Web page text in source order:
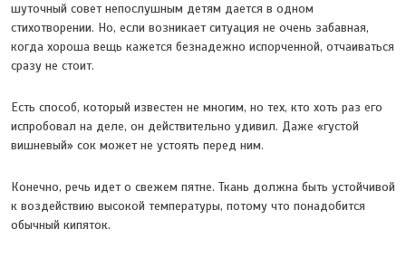
шуточный совет непослушным детям дается в одном
стихотворении. Но, если возникает ситуация не очень забавная,
когда хороша вещь кажется безнадежно испорченной, отчаиваться
сразу не стоит.
Есть способ, который известен не многим, но тех, кто хоть раз его
испробовал на деле, он действительно удивил. Даже «густой
вишневый» сок может не устоять перед ним.
Конечно, речь идет о свежем пятне. Ткань должна быть устойчивой
к воздействию высокой температуры, потому что понадобится
обычный кипяток.